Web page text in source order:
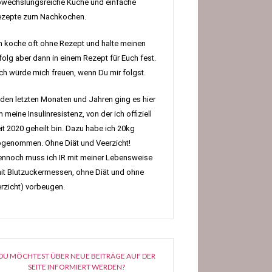
Küche und einfache
zum Nachkochen.
koche oft ohne Rezept und halte meinen
aber dann in einem Rezept für Euch fest.
würde mich freuen, wenn Du mir folgst.
letzten Monaten und Jahren ging es hier
meine Insulinresistenz, von der ich offiziell
2020 geheilt bin. Dazu habe ich 20kg
Ohne Diät und Veerzicht!
muss ich IR mit meiner Lebensweise
Blutzuckermessen, ohne Diät und ohne
vorbeugen.
MÖCHTEST ÜBER NEUE BEITRÄGE AUF DER
SEITE INFORMIERT WERDEN?